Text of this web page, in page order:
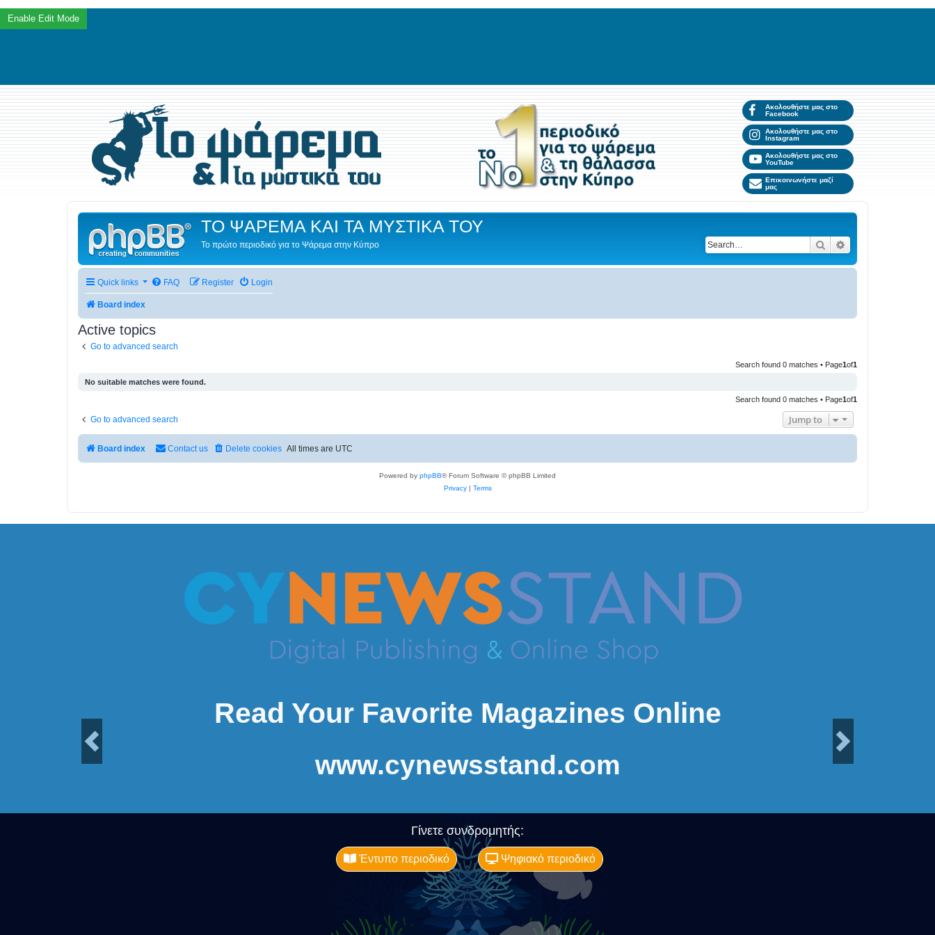
Ακολουθήστε μας στο
Facebook
Ακολουθήστε μας στο
Instagram
Ακολουθήστε μας στο
YouTube
Επικοινωνήστε μαζί
μας
ΤΟ ΨΑΡΕΜΑ ΚΑΙ ΤΑ ΜΥΣΤΙΚΑ ΤΟΥ
Το πρώτο περιοδικό για το Ψάρεμα στην Κύπρο Search
Quick links FAQ Login
Register
Board index
Active topics
Go to advanced search
Search found 0 matches • Page1of1
No suitable matches were found.
Search found 0 matches • Page1of1
Go to advanced search Jump to
Board index All times are UTC
Delete cookies
Contact us
Powered by phpBB® Forum Software © phpBB Limited
Privacy| Terms
Read Your Favorite Magazines Online
www.cynewsstand.com
Γίνετε συνδρομητής:
Έντυπο περιοδικό Ψηφιακό περιοδικό